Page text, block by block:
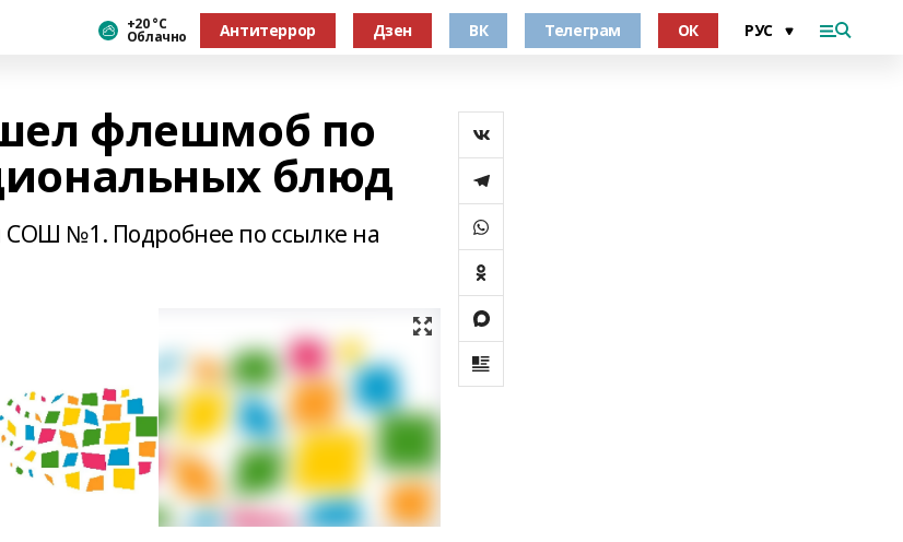
+20 °С
Облачно Антитеррор Дзен ВК Телеграм ОК
флешмоб по
блюд
СОШ №1. Подробнее по ссылке на